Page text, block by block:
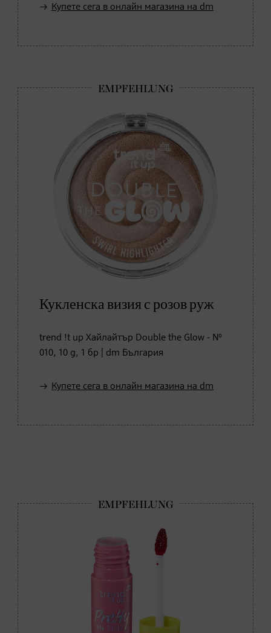
Купете сега в онлайн магазина на dm
Кукленска визия с розов руж
trend !t up Хайлайтър Double the Glow - №
010, 10 g, 1 бр | dm България
Купете сега в онлайн магазина на dm